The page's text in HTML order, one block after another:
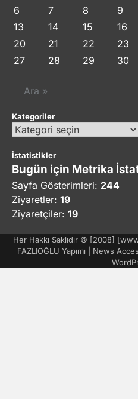
6
7 8 9
13
14 15 16
20
21 22 23
27
28 29 30
Ara »
Kategoriler
Kategoriler
İstatistikler
Bugün için Metrika
Sayfa Gösterimleri: 244
Ziyaretler: 19
Ziyaretçiler: 19
Her Hakkı Saklıdır © [2008]
FAZLIOĞLU Yapımı | News